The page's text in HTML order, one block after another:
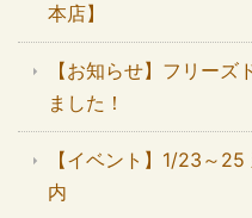
本店】
【お知らせ】フリー
ました！
【イベント】1/23～
内